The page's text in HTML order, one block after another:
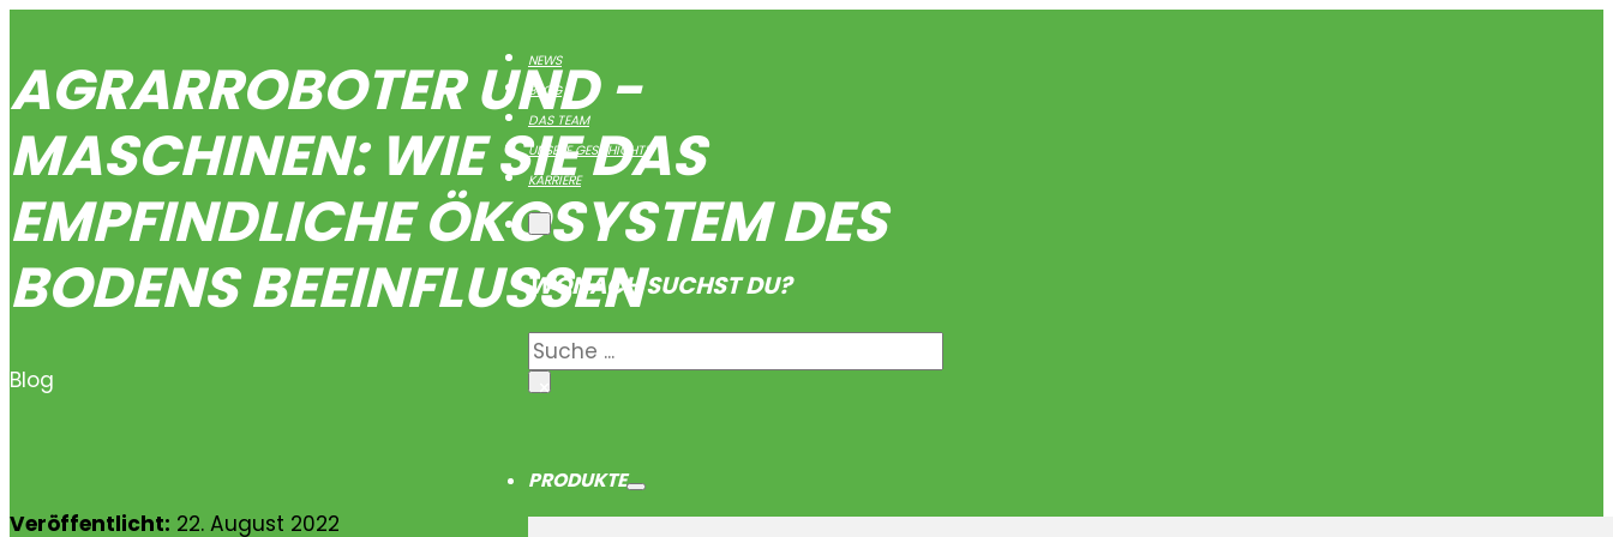
NEWS
BLOG
DAS TEAM
UNSERE GESCHICHTE
KARRIERE
WONACH SUCHST DU?
Suche
×
PRODUKTE
AGRARROBOTER UND -
MASCHINEN: WIE SIE DAS
EMPFINDLICHE ÖKOSYSTEM DES
BODENS BEEINFLUSSEN
Blog
Veröffentlicht: 22. August 2022